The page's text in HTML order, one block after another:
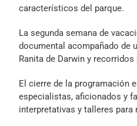
característicos del parque.
La segunda semana de
documental acompañado de
Ranita de Darwin y
El cierre de la programación
especialistas, aficionados y
interpretativas y talleres para